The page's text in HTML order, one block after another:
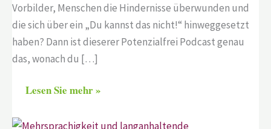
Vorbilder, Menschen die Hindernisse überwunden und
die sich über ein „Du kannst das nicht!“ hinweggesetzt
haben? Dann ist dieserer Potenzialfrei Podcast genau
das, wonach du […]
Lesen Sie mehr »